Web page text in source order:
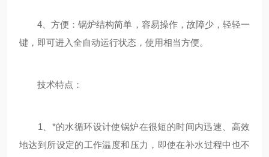
4、方便：锅炉结构简单，容易操作，故障少，轻轻一
键，即可进入全自动运行状态，使用相当方便。
技术特点：
1、*的水循环设计使锅炉在很短的时间内迅速、高效
地达到所设定的工作温度和压力，即使在补水过程中也不